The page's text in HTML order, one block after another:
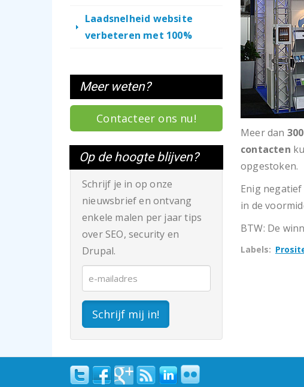
Meer dan
contacten
opgestoken.
Enig
in de
BTW: De
Labels
Laadsnelheid website
verbeteren met 100%
Meer weten?
Contacteer ons nu!
Op de hoogte blijven?
Schrijf je in op onze
nieuwsbrief en ontvang
enkele malen per jaar tips
over SEO, security en
Drupal.
Schrijf mij in!